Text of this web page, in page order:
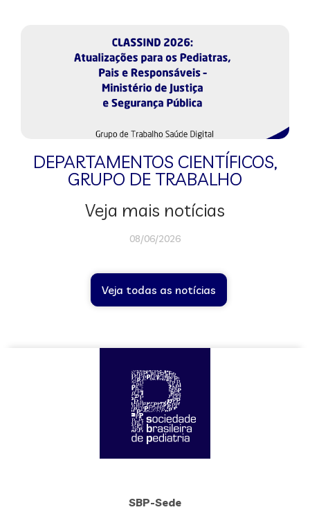
DEPARTAMENTOS CIENTÍFICOS,
GRUPO DE TRABALHO
Veja mais notícias
08/06/2026
Veja todas as notícias
SBP-Sede